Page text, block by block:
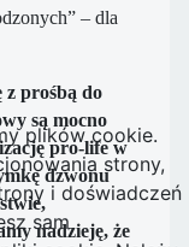
– dla
z prośbą do
są mocno
pro-life w
dzwonu
nadzieję, że
plików cookie.
strony,
i doświadczeń
sam